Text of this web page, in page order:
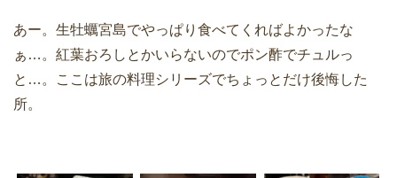
あー。生牡蠣宮島でやっぱり食べてくればよかったな
ぁ…。紅葉おろしとかいらないのでポン酢でチュルっ
と…。ここは旅の料理シリーズでちょっとだけ後悔した
所。